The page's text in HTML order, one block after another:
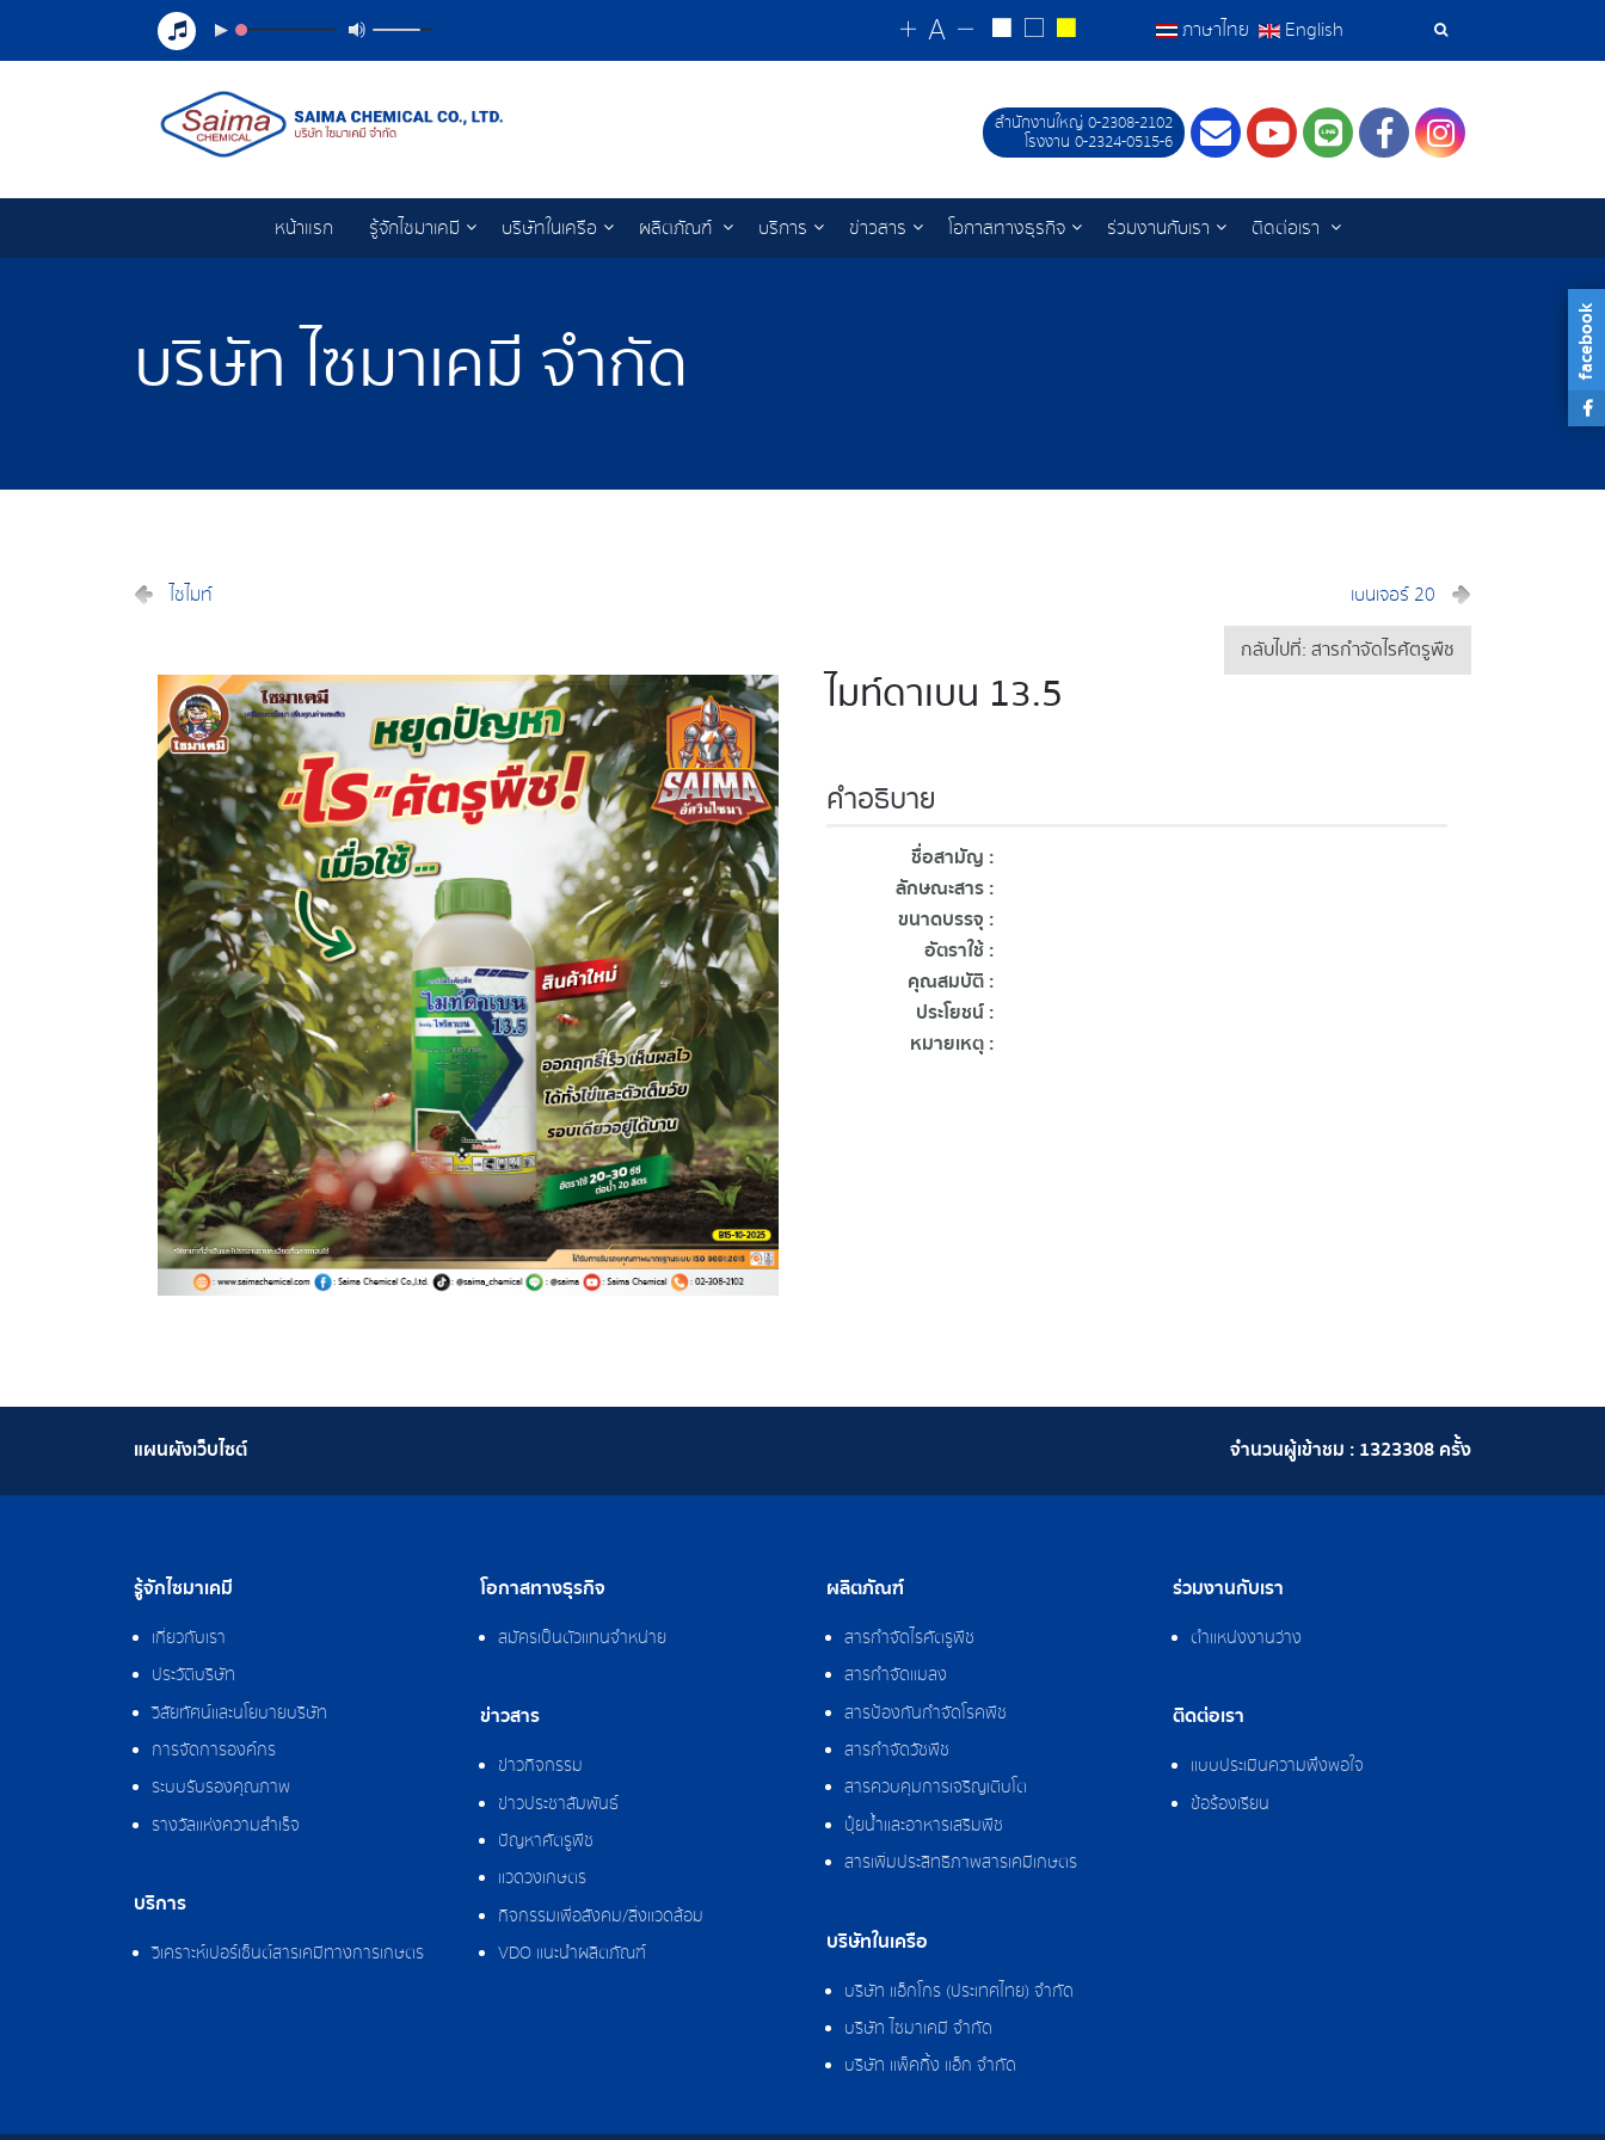
เครื่อง
ค้นหา
ภาษาไทย English
สำนักงานใหญ่ 0-2308-2102
โรงงาน 0-2324-0515-6
ContactYoutube
LINEFacebookInstagram
หน้าแรก รู้จักไซมาเคมี บริษัทในเครือ ผลิตภัณฑ์ บริการ ข่าวสาร โอกาสทางธุรกิจ ร่วมงานกับเรา ติดต่อเรา
บริษัท ไซมาเคมี จำกัด
ไซไมท์ เบนเจอร์ 20
กลับไปที่: สารกำจัดไรศัตรูพืช
ไมท์ดาเบน 13.5
คำอธิบาย
ชื่อสามัญ :
ลักษณะสาร :
ขนาดบรรจุ :
อัตราใช้ :
คุณสมบัติ :
ประโยชน์ :
หมายเหตุ :
จำนวนผู้เข้าชม : 1323308 ครั้ง
แผนผังเว็บไซต์
รู้จักไซมาเคมี
เกี่ยวกับเรา
ประวัติบริษัท
วิสัยทัศน์และนโยบายบริษัท
การจัดการองค์กร
ระบบรับรองคุณภาพ
รางวัลแห่งความสำเร็จ
บริการ
วิเคราะห์เปอร์เซ็นต์สารเคมีทางการเกษตร
โอกาสทางธุรกิจ
สมัครเป็นตัวแทนจำหน่าย
ข่าวสาร
ข่าวกิจกรรม
ข่าวประชาสัมพันธ์
ปัญหาศัตรูพืช
แวดวงเกษตร
กิจกรรมเพื่อสังคม/สิ่งแวดล้อม
VDO แนะนำผลิตภัณฑ์
ผลิตภัณฑ์
สารกำจัดไรศัตรูพืช
สารกำจัดแมลง
สารป้องกันกำจัดโรคพืช
สารกำจัดวัชพืช
สารควบคุมการเจริญเติบโต
ปุ๋ยน้ำและอาหารเสริมพืช
สารเพิ่มประสิทธิภาพสารเคมีเกษตร
บริษัทในเครือ
บริษัท แอ็กโกร (ประเทศไทย) จำกัด
บริษัท ไซมาเคมี จำกัด
บริษัท แพ็คกิ้ง แอ็ก จำกัด
ร่วมงานกับเรา
ตำแหน่งงานว่าง
ติดต่อเรา
แบบประเมินความพึงพอใจ
ข้อร้องเรียน
facebook